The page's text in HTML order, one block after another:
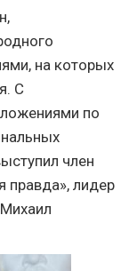
на которых
С
по
член
правда», лидер